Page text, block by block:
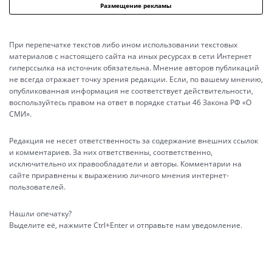
Размещение рекламы
При перепечатке текстов либо ином использовании текстовых
материалов с настоящего сайта на иных ресурсах в сети Интернет
гиперссылка на источник обязательна. Мнение авторов публикаций
не всегда отражает точку зрения редакции. Если, по вашему мнению,
опубликованная информация не соответствует действительности,
воспользуйтесь правом на ответ в порядке статьи 46 Закона РФ «О
СМИ».
Редакция не несет ответственность за содержание внешних ссылок
и комментариев. За них ответственны, соответственно,
исключительно их правообладатели и авторы. Комментарии на
сайте приравнены к выражению личного мнения интернет-
пользователей.
Нашли опечатку?
Выделите её, нажмите Ctrl+Enter и отправьте нам уведомление.